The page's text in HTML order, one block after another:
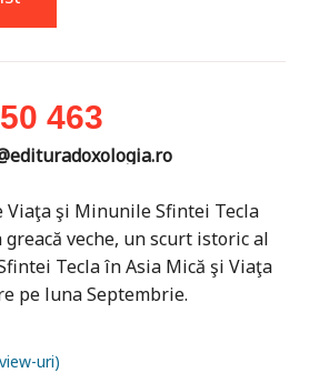
463
Viaţa şi Minunile Sfintei Tecla
veche, un scurt istoric al
Tecla în Asia Mică şi Viaţa
pe luna Septembrie.
uri)